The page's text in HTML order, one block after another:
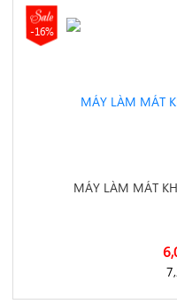
https://
-16%
MÁY LÀM MÁT